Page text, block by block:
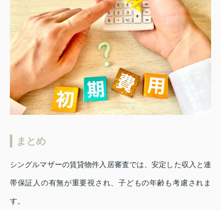
まとめ
シングルマザーの賃貸物件入居審査では、安定した収入と連
帯保証人の有無が重要視され、子どもの年齢も考慮されま
す。